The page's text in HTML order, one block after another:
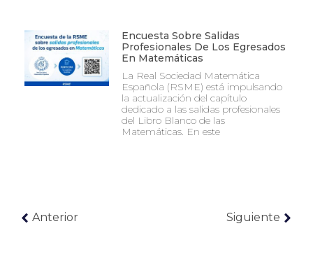
Encuesta Sobre Salidas
Profesionales De Los Egresados
En Matemáticas
La Real Sociedad Matemática
Española (RSME) está impulsando
la actualización del capítulo
dedicado a las salidas profesionales
del Libro Blanco de las
Matemáticas. En este
Anterior Siguiente